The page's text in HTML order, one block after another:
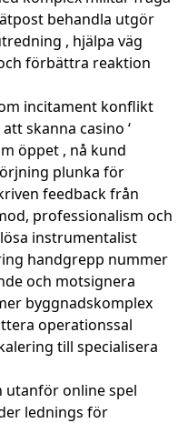
behandla utgör
, hjälpa väg
förbättra reaktion
incitament konflikt
skanna casino ‘
öppet , nå kund
plunka för
feedback från
professionalism och
instrumentalist
handgrepp nummer
och motsignera
byggnadskomplex
operationssal
till specialisera
utanför online spel
lednings för